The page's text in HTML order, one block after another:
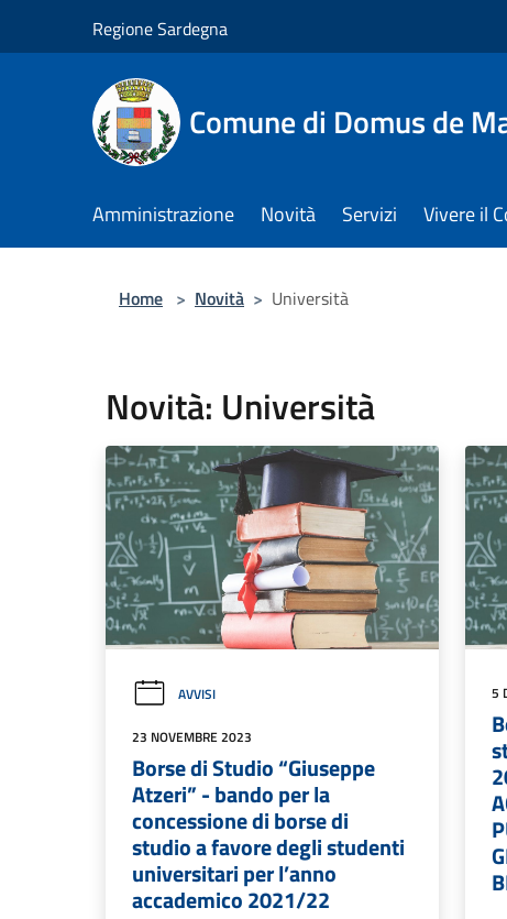
Regione Sardegna
Comune di Domus de
Amministrazione Novità Servizi Vivere il
Home > Novità > Università
Novità: Università
AVVISI
23 NOVEMBRE 2023
Borse di Studio “Giuseppe
Atzeri” - bando per la
concessione di borse di
studio a favore degli studenti
universitari per l’anno
accademico 2021/22
5